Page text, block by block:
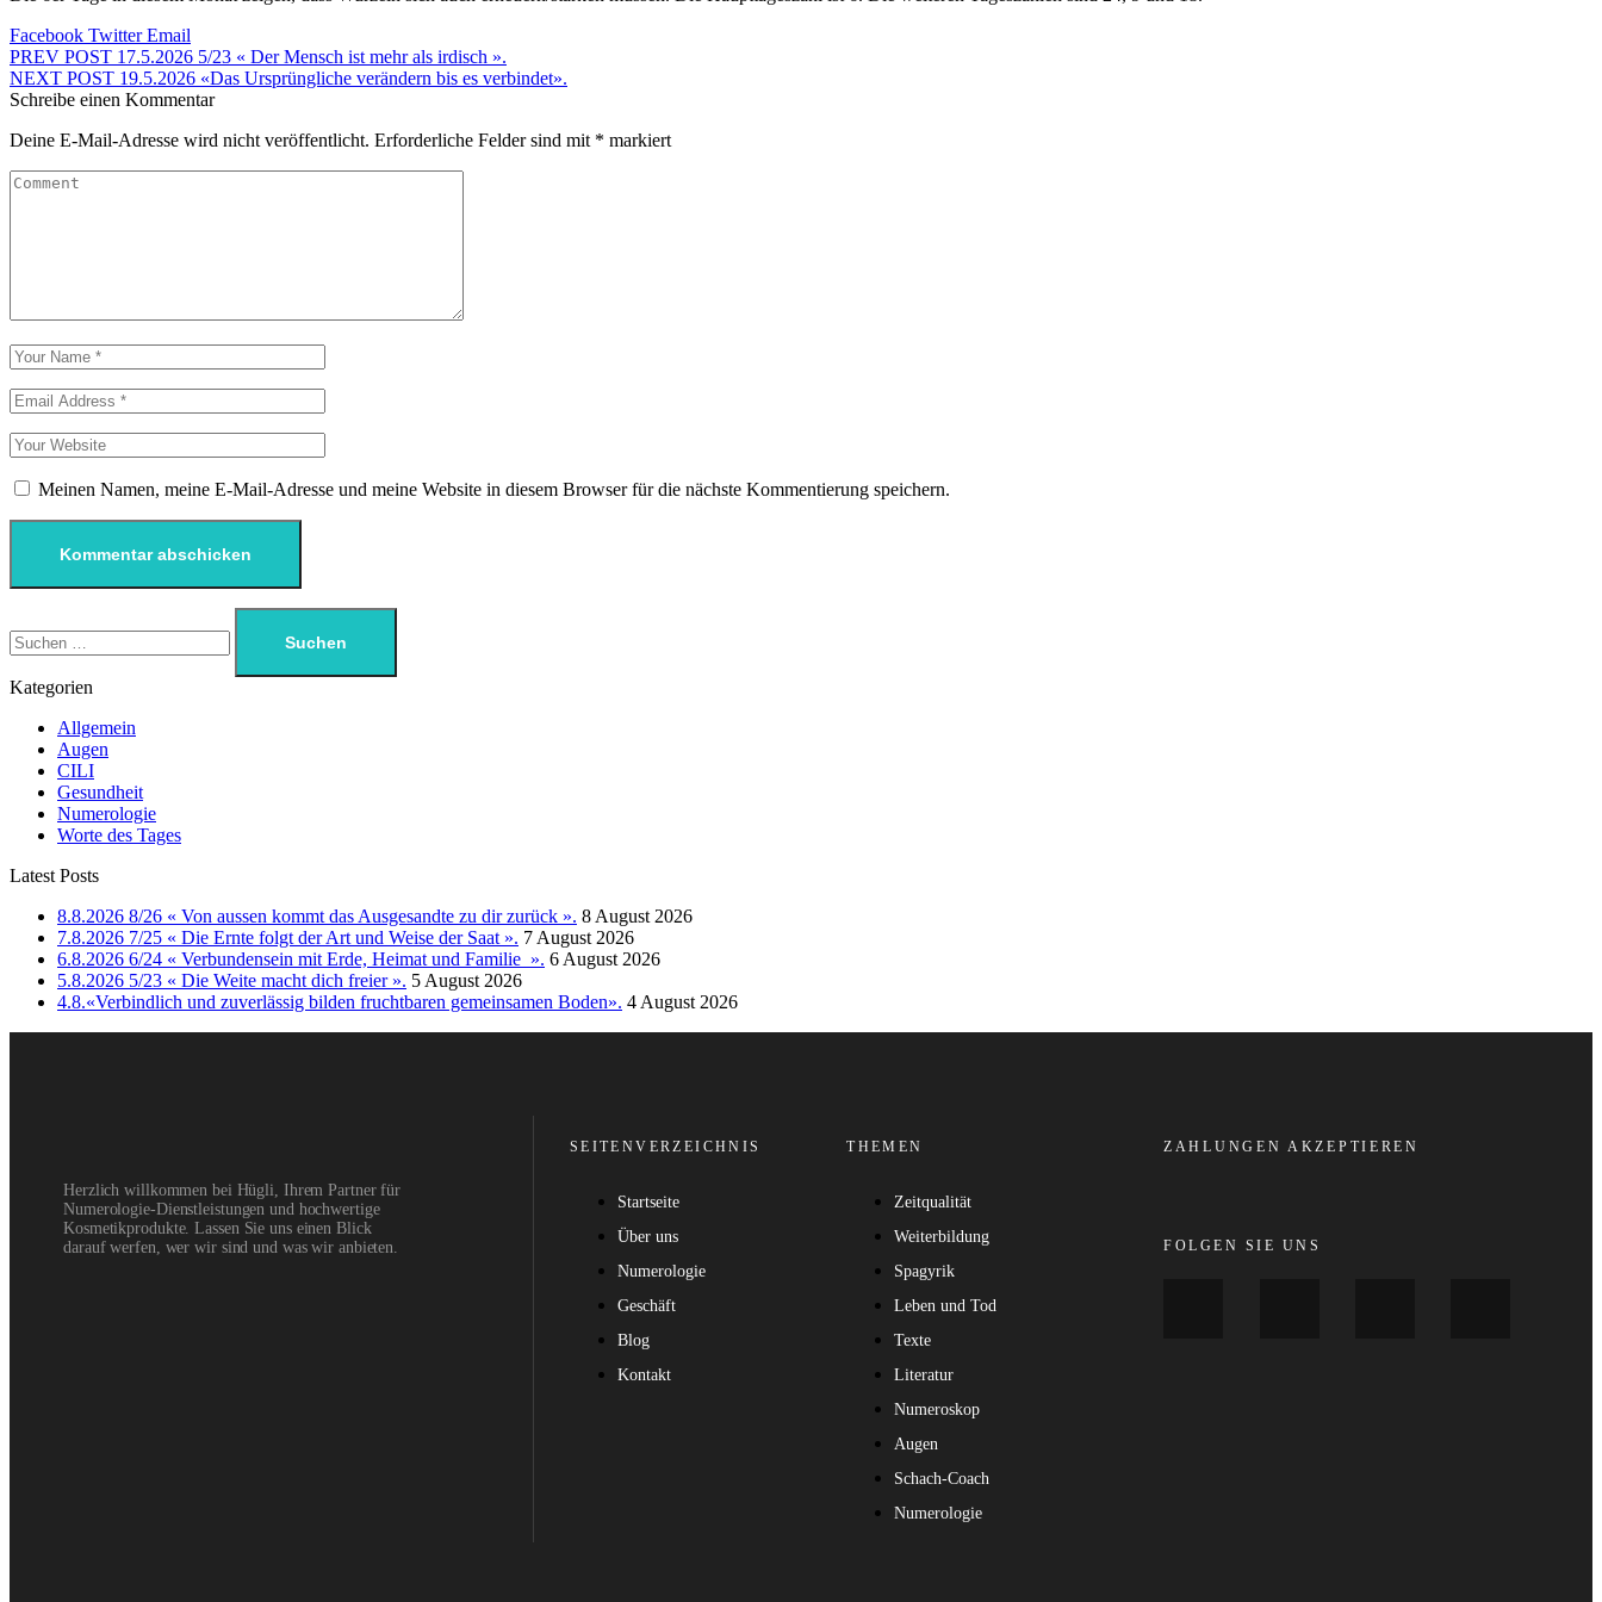
Facebook Twitter Email
PREV POST 17.5.2026 5/23 « Der Mensch ist mehr als irdisch ».
NEXT POST 19.5.2026 «Das Ursprüngliche verändern bis es verbindet».
Schreibe einen Kommentar
Deine E-Mail-Adresse wird nicht veröffentlicht. Erforderliche Felder sind mit * markiert
Meinen Namen, meine E-Mail-Adresse und meine Website in diesem Browser für die nächste Kommentierung speichern.
Kategorien
Allgemein
Augen
CILI
Gesundheit
Numerologie
Worte des Tages
Latest Posts
8.8.2026 8/26 « Von aussen kommt das Ausgesandte zu dir zurück ». 8 August 2026
7.8.2026 7/25 « Die Ernte folgt der Art und Weise der Saat ». 7 August 2026
6.8.2026 6/24 « Verbundensein mit Erde, Heimat und Familie ». 6 August 2026
5.8.2026 5/23 « Die Weite macht dich freier ». 5 August 2026
4.8.«Verbindlich und zuverlässig bilden fruchtbaren gemeinsamen Boden». 4 August 2026
Herzlich willkommen bei Hügli, Ihrem Partner für
Numerologie-Dienstleistungen und hochwertige
Kosmetikprodukte. Lassen Sie uns einen Blick
darauf werfen, wer wir sind und was wir anbieten.
SEITENVERZEICHNIS
Startseite
Über uns
Numerologie
Geschäft
Blog
Kontakt
THEMEN
Zeitqualität
Weiterbildung
Spagyrik
Leben und Tod
Texte
Literatur
Numeroskop
Augen
Schach-Coach
Numerologie
ZAHLUNGEN AKZEPTIEREN
FOLGEN SIE UNS